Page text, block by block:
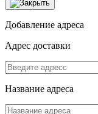
Добавление адреса
Адрес доставки
Название адреса